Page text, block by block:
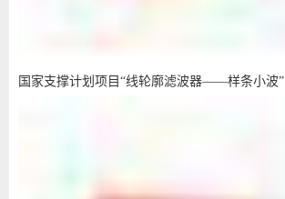
国家支撑计划项目“线轮廓滤波器——样条小波”